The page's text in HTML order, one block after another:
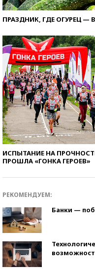
ПРАЗДНИК, ГДЕ ОГУРЕЦ —
ИСПЫТАНИЕ НА
ПРОШЛА «ГОНКА ГЕРОЕВ»
РЕКОМЕНДУЕМ:
Банки —